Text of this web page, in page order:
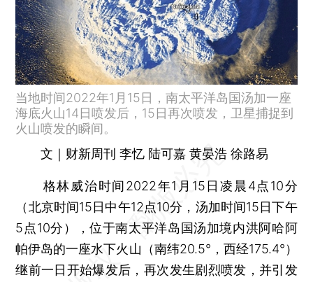
当地时间2022年1月15日，南太平洋岛国汤加一座
海底火山14日喷发后，15日再次喷发，卫星捕捉到
火山喷发的瞬间。
文｜财新周刊 李忆 陆可嘉 黄晏浩 徐路易
格林威治时间2022年1月15日凌晨4点10分
（北京时间15日中午12点10分，汤加时间15日下午
5点10分），位于南太平洋岛国汤加境内洪阿哈阿
帕伊岛的一座水下火山（南纬20.5°，西经175.4°）
继前一日开始爆发后，再次发生剧烈喷发，并引发